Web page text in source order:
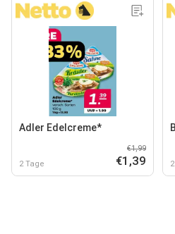
Adler Edelcreme*
2 Tage
€1,99
€1,39